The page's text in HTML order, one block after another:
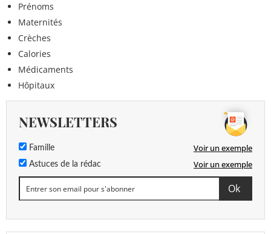
Prénoms
Maternités
Crèches
Calories
Médicaments
Hôpitaux
NEWSLETTERS
Famille Voir un exemple
Astuces de la rédac Voir un exemple